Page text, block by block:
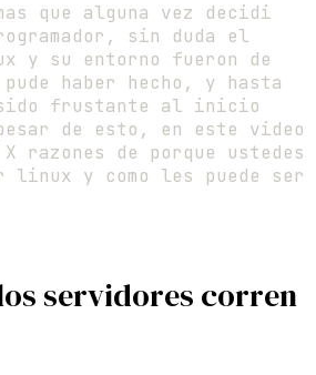
que alguna vez decidi
sin duda el
y su entorno fueron de
haber hecho, y hasta
sido frustante al inicio
de esto, en este video
razones de porque ustedes
linux y como les puede ser
servidores corren